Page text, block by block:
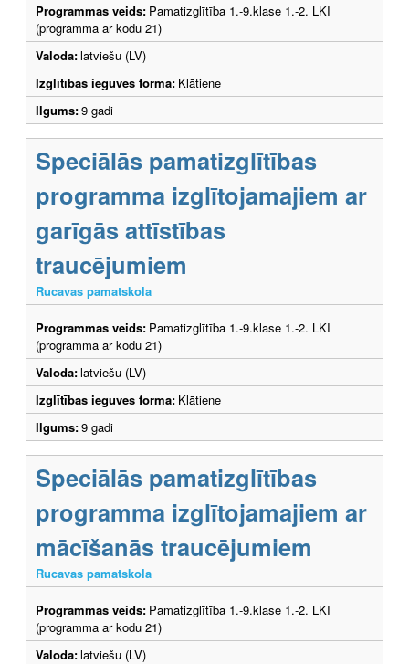
Programmas veids: Pamatizglītība 1.-9.klase 1.-2. LKI
(programma ar kodu 21)
Valoda:latviešu (LV)
Izglītības ieguves forma: Klātiene
Ilgums:9 gadi
Speciālās pamatizglītības
programma izglītojamajiem ar
garīgās attīstības
traucējumiem
Rucavas pamatskola
Programmas veids: Pamatizglītība 1.-9.klase 1.-2. LKI
(programma ar kodu 21)
Valoda:latviešu (LV)
Izglītības ieguves forma: Klātiene
Ilgums:9 gadi
Speciālās pamatizglītības
programma izglītojamajiem ar
mācīšanās traucējumiem
Rucavas pamatskola
Programmas veids: Pamatizglītība 1.-9.klase 1.-2. LKI
(programma ar kodu 21)
Valoda:latviešu (LV)